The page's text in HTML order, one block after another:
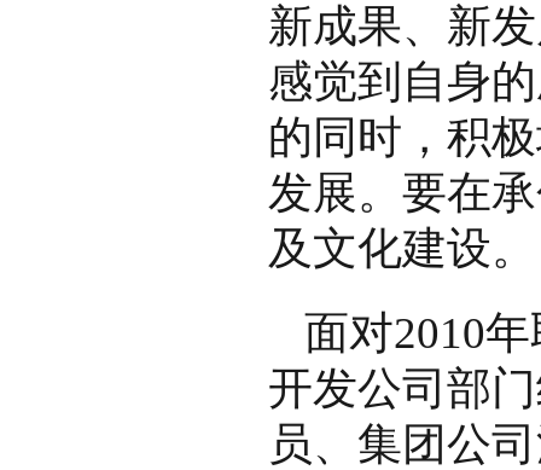
新成果、新
感觉到自身
的同时，积
发展。要在
及文化建设
面对2010
开发公司部
员、集团公